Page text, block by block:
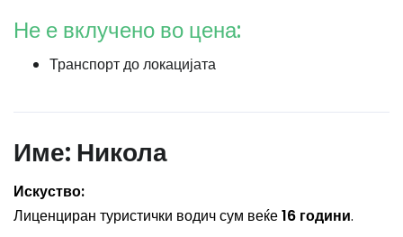
Не е вклучено во цена:
Транспорт до локацијата
Име: Никола
Искуство:
Лиценциран туристички водич сум веќе16 години.